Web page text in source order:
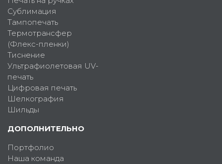
Сублимация
Тампопечать
Термотрансфер
(Флекс-пленки)
Тиснение
Ультрафиолетовая UV-
печать
Цифровая печать
Шелкография
Шильды
ДОПОЛНИТЕЛЬНО
Портфолио
Наша команда